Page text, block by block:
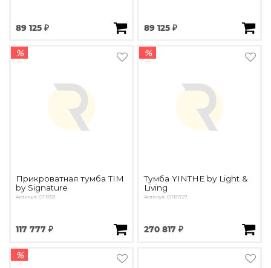
89 125 ₽ 89 125 ₽
%
Прикроватная тумба TIM
by Signature
Артикул: OTB321
117 777 ₽
%
Тумба YINTHE by Light &
Living
Артикул: OTB1727
270 817 ₽
%